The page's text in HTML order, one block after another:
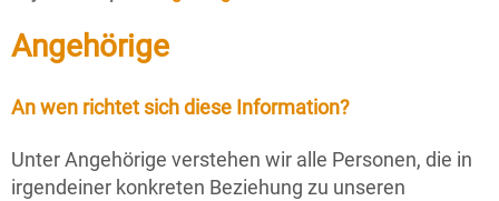
Angehörige
An wen richtet sich diese Information?
Unter Angehörige verstehen wir alle Personen, die in
irgendeiner konkreten Beziehung zu unseren